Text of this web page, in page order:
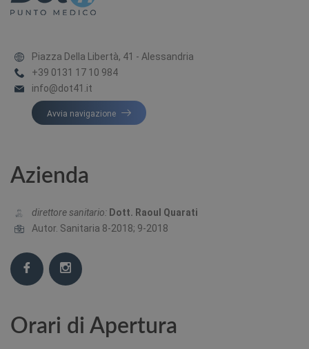
Piazza Della Libertà, 41 - Alessandria
+39 0131 17 10 984
info@dot41.it
Avvia navigazione
Azienda
direttore sanitario: Dott. Raoul Quarati
Autor. Sanitaria 8-2018; 9-2018
Orari di Apertura